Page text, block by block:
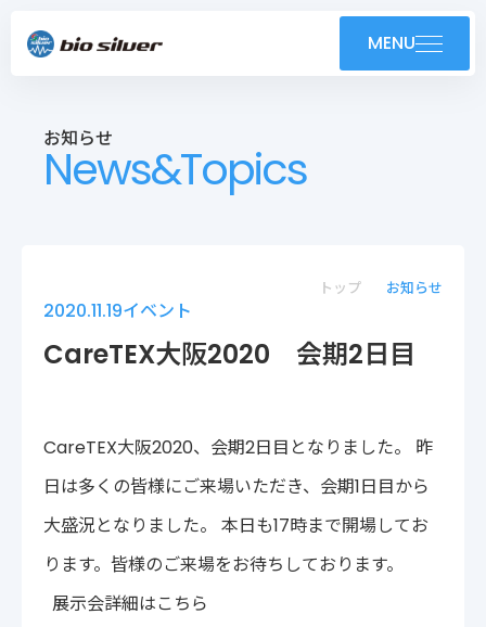
MENU
製品紹介
技術紹介・OEM
会社案内
株式会社バイオシルバー
〒222-0033
神奈川県横浜市港北区新横浜2-14-4 シルバービル1F
プライバシーポリシー
免責事項
各種サービス利用規約
お知らせ
News&Topics
トップ お知らせ
2020.11.19イベント
CareTEX大阪2020 会期2日目
CareTEX大阪2020、会期2日目となりました。 昨
日は多くの皆様にご来場いただき、会期1日目から
大盛況となりました。 本日も17時まで開場してお
ります。皆様のご来場をお待ちしております。
展示会詳細はこちら